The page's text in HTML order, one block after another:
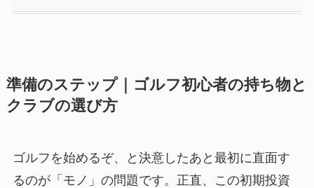
準備のステップ｜ゴルフ初心者の持ち物と
クラブの選び方
ゴルフを始めるぞ、と決意したあと最初に直面す
るのが「モノ」の問題です。正直、この初期投資